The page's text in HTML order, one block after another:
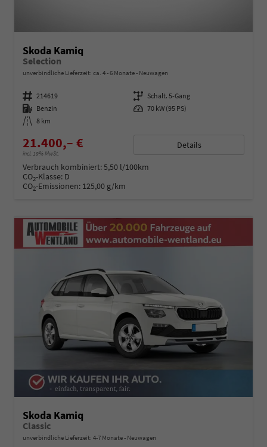
Skoda Kamiq
Selection
unverbindliche Lieferzeit: ca. 4 - 6 Monate Neuwagen
Fahrzeugnummer 214619 Getriebe Schalt. 5-Gang
Kraftstoff Benzin Leistung 70 kW (95 PS)
Kilometerstand 8 km
21.400,– €
incl. 19% MwSt.
Details
Verbrauch kombiniert:5,50 l/100km
CO2-Klasse: D
CO2-Emissionen: 125,00 g/km
Skoda Kamiq
Classic
unverbindliche Lieferzeit: 4-7 Monate Neuwagen